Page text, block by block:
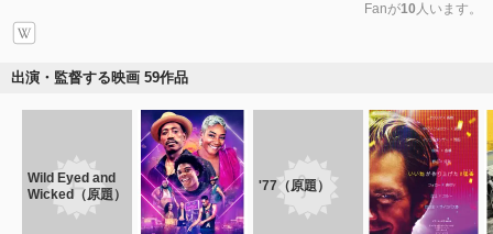
Fanが10 人います。
出演・監督する映画 59作品
Wild Eyed and
Wicked（原題）
'77（原題）